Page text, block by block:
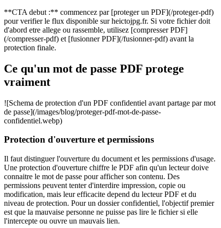
**CTA debut :** commencez par [proteger un PDF](/proteger-pdf)
pour verifier le flux disponible sur heictojpg.fr. Si votre fichier doit
d'abord etre allege ou rassemble, utilisez [compresser PDF]
(/compresser-pdf) et [fusionner PDF](/fusionner-pdf) avant la
protection finale.
Ce qu'un mot de passe PDF protege
vraiment
![Schema de protection d'un PDF confidentiel avant partage par mot
de passe](/images/blog/proteger-pdf-mot-de-passe-
confidentiel.webp)
Protection d'ouverture et permissions
Il faut distinguer l'ouverture du document et les permissions d'usage.
Une protection d'ouverture chiffre le PDF afin qu'un lecteur doive
connaitre le mot de passe pour afficher son contenu. Des
permissions peuvent tenter d'interdire impression, copie ou
modification, mais leur efficacite depend du lecteur PDF et du
niveau de protection. Pour un dossier confidentiel, l'objectif premier
est que la mauvaise personne ne puisse pas lire le fichier si elle
l'intercepte ou ouvre un mauvais lien.